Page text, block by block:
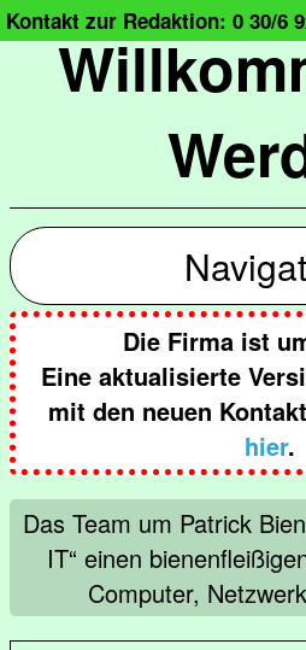
Kontakt zur Redaktion: 0 30/6
Die Firma ist
Eine aktualisierte
mit den neuen
hier.
Das Team um Patrick
IT“ einen
Computer,